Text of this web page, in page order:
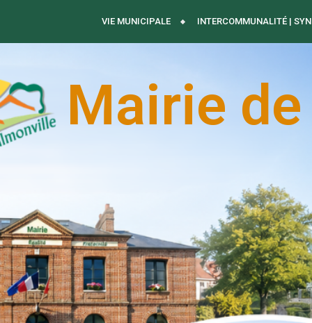
VIE MUNICIPALE INTERCOMMUNALITÉ |
Mairie